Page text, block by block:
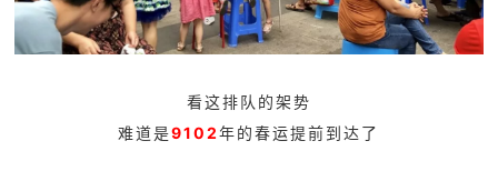
看这排队的架势
难道是9102年的春运提前到达了